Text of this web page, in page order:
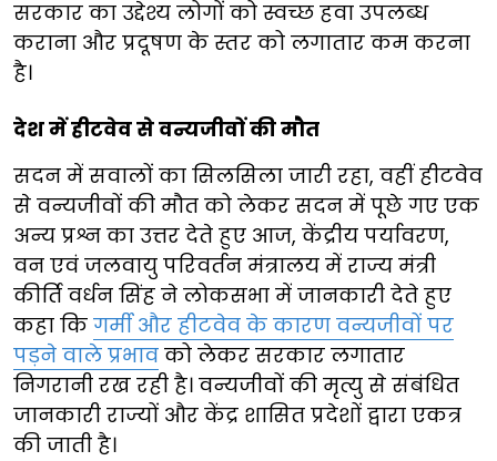
सरकार का उद्देश्य लोगों को स्वच्छ हवा उपलब्ध
कराना और प्रदूषण के स्तर को लगातार कम करना
है।
देश में हीटवेव से वन्यजीवों की मौत
सदन में सवालों का सिलसिला जारी रहा, वहीं हीटवेव
से वन्यजीवों की मौत को लेकर सदन में पूछे गए एक
अन्य प्रश्न का उत्तर देते हुए आज, केंद्रीय पर्यावरण,
वन एवं जलवायु परिवर्तन मंत्रालय में राज्य मंत्री
कीर्ति वर्धन सिंह ने लोकसभा में जानकारी देते हुए
कहा कि गर्मी और हीटवेव के कारण वन्यजीवों पर
पड़ने वाले प्रभाव को लेकर सरकार लगातार
निगरानी रख रही है। वन्यजीवों की मृत्यु से संबंधित
जानकारी राज्यों और केंद्र शासित प्रदेशों द्वारा एकत्र
की जाती है।